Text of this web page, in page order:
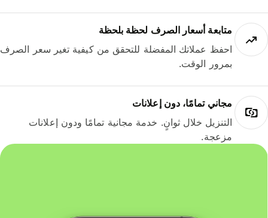
متابعة أسعار الصرف لحظة بلحظة
احفظ عملاتك المفضلة للتحقق من كيفية تغير سعر الصرف
بمرور الوقت.
مجاني تمامًا، دون إعلانات
التنزيل خلال ثوانٍ. خدمة مجانية تمامًا ودون إعلانات
مزعجة.